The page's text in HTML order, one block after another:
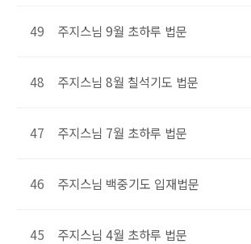
49 주지스님 9월 초하루 법문
48 주지스님 8월 칠석기도 법문
47 주지스님 7월 초하루 법문
46 주지스님 백중기도 입재법문
45 주지스님 4월 초하루 법문